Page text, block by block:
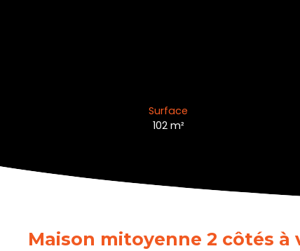
Surface
102 m²
Maison mitoyenne 2 côtés à